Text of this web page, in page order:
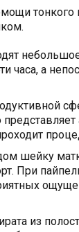
тонкого
часа, а
шейку
При
из